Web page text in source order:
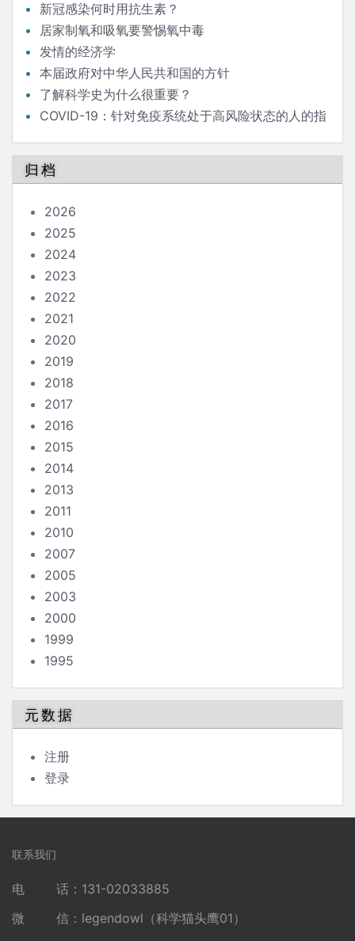
新冠感染何时用抗生素？
居家制氧和吸氧要警惕氧中毒
发情的经济学
本届政府对中华人民共和国的方针
了解科学史为什么很重要？
COVID-19：针对免疫系统处于高风险状态的人的指
归档
2026
2025
2024
2023
2022
2021
2020
2019
2018
2017
2016
2015
2014
2013
2011
2010
2007
2005
2003
2000
1999
1995
元数据
注册
登录
联系我们
电 话：131-02033885
微 信：legendowl（科学猫头鹰01）